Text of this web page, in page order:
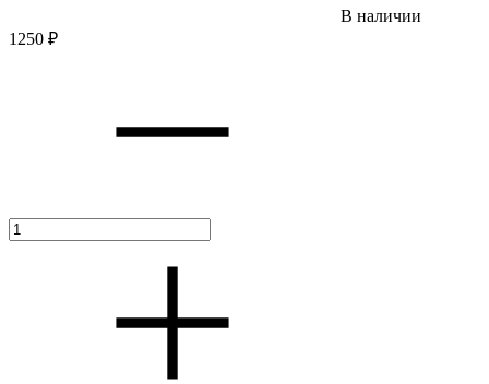
В наличии
1250 ₽